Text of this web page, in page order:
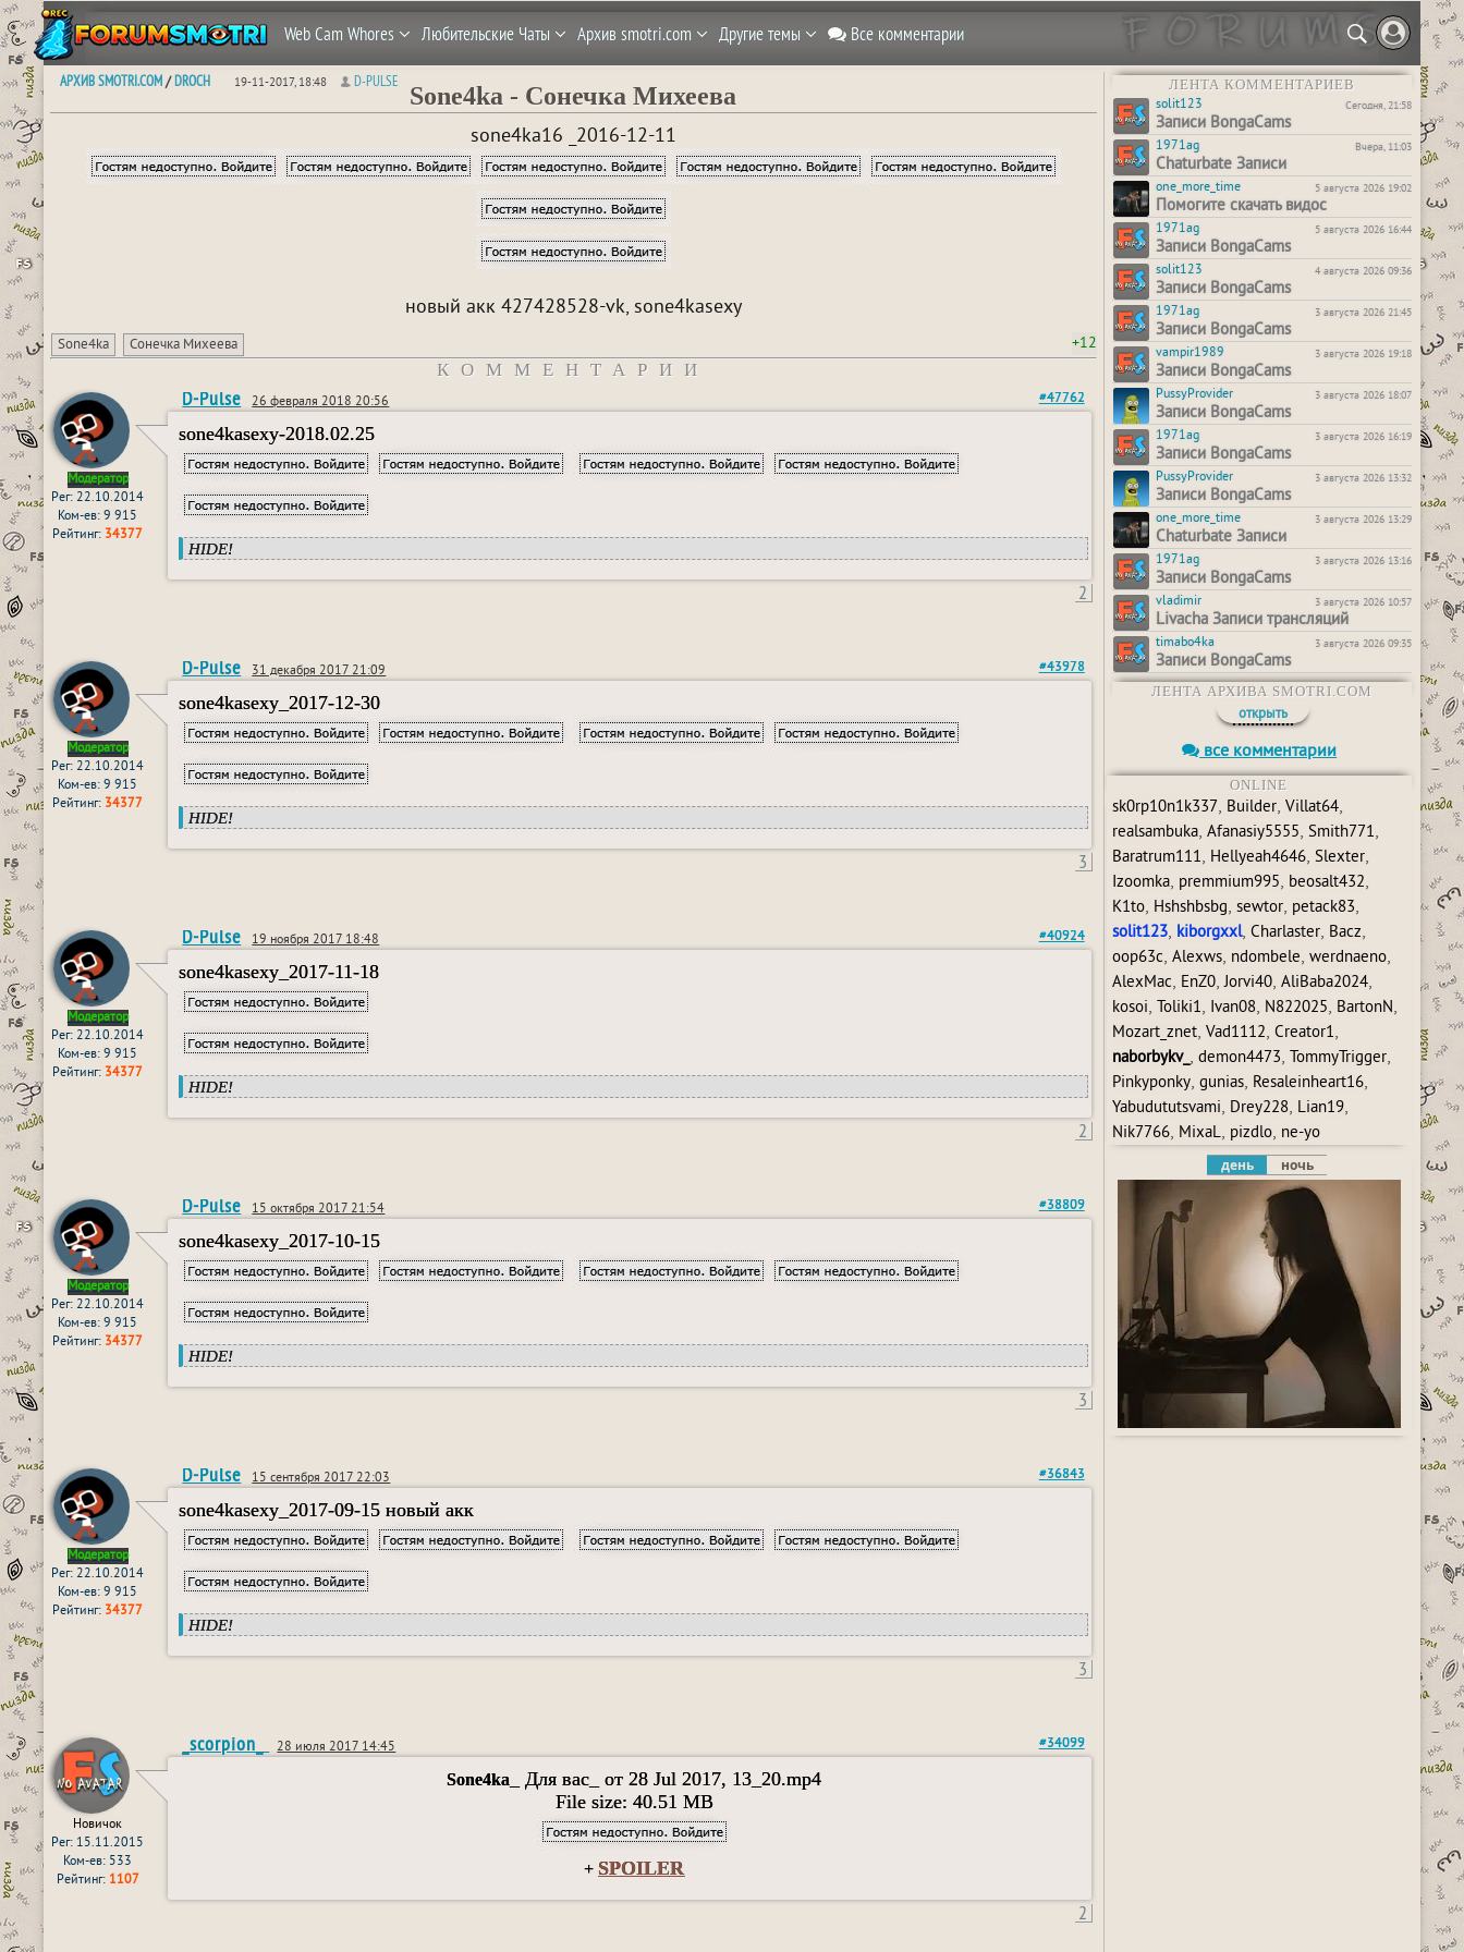
Web Cam Whores Любительские Чаты Архив smotri.com Другие темы Все комментарии
АРХИВ SMOTRI.COM/DROCH 19-11-2017, 18:48 D-PULSE
Sone4ka - Сонечка Михеева
sone4ka16 _2016-12-11
новый акк 427428528-vk, sone4kasexy
Sone4ka Сонечка Михеева +12
КОММЕНТАРИИ
Модератор
Рег: 22.10.2014
Ком-ев: 9 915
Рейтинг: 34377
D-Pulse 26 февраля 2018 20:56 #47762
sone4kasexy-2018.02.25
HIDE!
2
Модератор
Рег: 22.10.2014
Ком-ев: 9 915
Рейтинг: 34377
D-Pulse 31 декабря 2017 21:09 #43978
sone4kasexy_2017-12-30
HIDE!
3
Модератор
Рег: 22.10.2014
Ком-ев: 9 915
Рейтинг: 34377
D-Pulse 19 ноября 2017 18:48 #40924
sone4kasexy_2017-11-18
HIDE!
2
Модератор
Рег: 22.10.2014
Ком-ев: 9 915
Рейтинг: 34377
D-Pulse 15 октября 2017 21:54 #38809
sone4kasexy_2017-10-15
HIDE!
3
Модератор
Рег: 22.10.2014
Ком-ев: 9 915
Рейтинг: 34377
D-Pulse 15 сентября 2017 22:03 #36843
sone4kasexy_2017-09-15 новый акк
HIDE!
3
Новичок
Рег: 15.11.2015
Ком-ев: 533
Рейтинг: 1107
_scorpion_ 28 июля 2017 14:45 #34099
Sone4ka
_ Для вас_ от 28 Jul 2017, 13_20.mp4
File size: 40.51 MB
+ SPOILER
2
ЛЕНТА КОММЕНТАРИЕВ
solit123
Сегодня, 21:58
Записи BongaCams
1971ag Вчера, 11:03
Chaturbate Записи
one_more_time 5 августа 2026 19:02
Помогите скачать видос
1971ag 5 августа 2026 16:44
Записи BongaCams
solit123 4 августа 2026 09:36
Записи BongaCams
1971ag 3 августа 2026 21:45
Записи BongaCams
vampir1989 3 августа 2026 19:18
Записи BongaCams
PussyProvider 3 августа 2026 18:07
Записи BongaCams
1971ag 3 августа 2026 16:19
Записи BongaCams
PussyProvider 3 августа 2026 13:32
Записи BongaCams
one_more_time 3 августа 2026 13:29
Chaturbate Записи
1971ag 3 августа 2026 13:16
Записи BongaCams
vladimir 3 августа 2026 10:57
Livacha Записи трансляций
timabo4ka 3 августа 2026 09:35
Записи BongaCams
ЛЕНТА АРХИВА SMOTRI.COM
открыть
все комментарии
ONLINE
sk0rp10n1k337, Builder, Villat64,
realsambuka, Afanasiy5555, Smith771,
Baratrum111, Hellyeah4646, Slexter,
Izoomka, premmium995, beosalt432,
K1to, Hshshbsbg, sewtor, petack83,
solit123, kiborgxxl, Charlaster, Bacz,
oop63c, Alexws, ndombele, werdnaeno,
AlexMac, EnZ0,Jorvi40, AliBaba2024,
kosoi, Toliki1, Ivan08, N822025, BartonN,
Mozart_znet, Vad1112, Creator1,
naborbykv_, demon4473, TommyTrigger,
Pinkyponky, gunias, Resaleinheart16,
Yabudututsvami, Drey228, Lian19,
Nik7766, MixaL, pizdlo, ne-yo
день ночь